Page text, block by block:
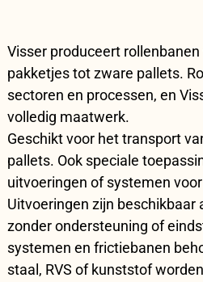
Visser produceert
pakketjes tot zware pallets.
sectoren en processen, en
volledig maatwerk.
Geschikt voor het transport
pallets. Ook speciale
uitvoeringen of systemen
Uitvoeringen zijn
zonder ondersteuning of
systemen en frictiebanen
staal, RVS of kunststof